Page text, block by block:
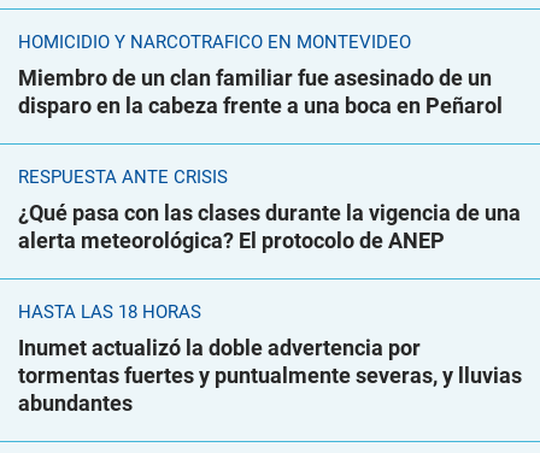
HOMICIDIO Y NARCOTRÁFICO EN MONTEVIDEO
Miembro de un clan familiar fue asesinado de un
disparo en la cabeza frente a una boca en Peñarol
RESPUESTA ANTE CRISIS
¿Qué pasa con las clases durante la vigencia de una
alerta meteorológica? El protocolo de ANEP
HASTA LAS 18 HORAS
Inumet actualizó la doble advertencia por
tormentas fuertes y puntualmente severas, y lluvias
abundantes